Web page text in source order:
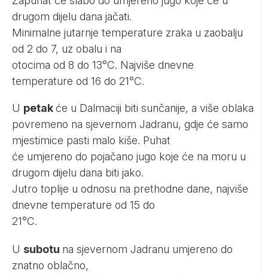
drugom dijelu dana jačati.
Minimalne jutarnje temperature zraka u zaobalju
od 2 do 7, uz obalu i na
otocima od 8 do 13°C. Najviše dnevne
temperature od 16 do 21°C.
U petak će u Dalmaciji biti sunčanije, a više oblaka
povremeno na sjevernom Jadranu, gdje će samo
mjestimice pasti malo kiše. Puhat
će umjereno do pojačano jugo koje će na moru u
drugom dijelu dana biti jako.
Jutro toplije u odnosu na prethodne dane, najviše
dnevne temperature od 15 do
21°C.
U subotu na sjevernom Jadranu umjereno do
znatno oblačno,